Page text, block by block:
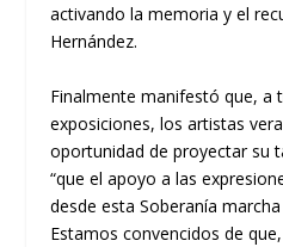
activando la memoria y el
Hernández.
Finalmente manifestó que, a
exposiciones, los artistas
oportunidad de proyectar su
“que el apoyo a las
desde esta Soberanía
Estamos convencidos de